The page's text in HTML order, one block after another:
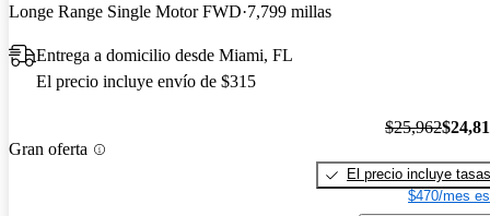
Longe Range Single Motor FWD 7,799 millas
Entrega a domicilio desde Miami, FL
El precio incluye envío de $315
Gran oferta
$25,962
El precio incluye tasas
$470/mes